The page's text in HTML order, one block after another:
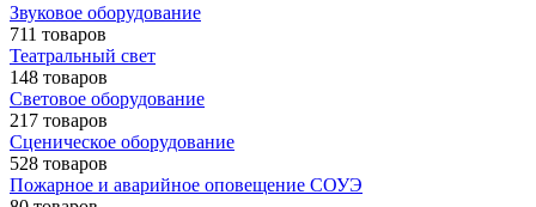
Звуковое оборудование
711 товаров
Театральный свет
148 товаров
Световое оборудование
217 товаров
Сценическое оборудование
528 товаров
Пожарное и аварийное оповещение СОУЭ